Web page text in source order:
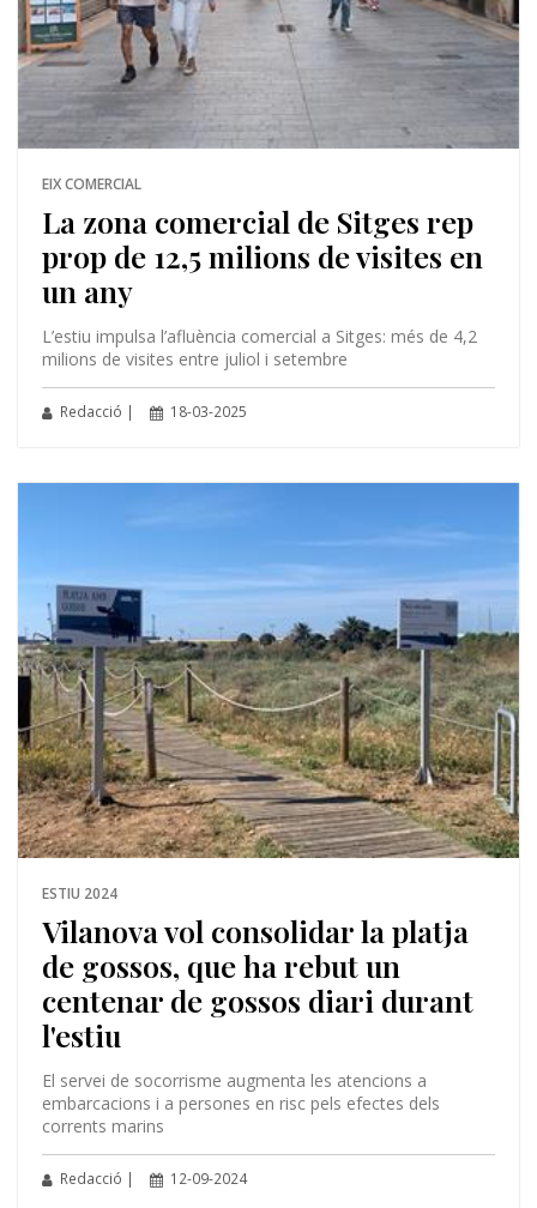
EIX COMERCIAL
La zona comercial de Sitges rep
prop de 12,5 milions de visites en
un any
L’estiu impulsa l’afluència comercial a Sitges: més de 4,2
milions de visites entre juliol i setembre
Redacció | 18-03-2025
ESTIU 2024
Vilanova vol consolidar la platja
de gossos, que ha rebut un
centenar de gossos diari durant
l'estiu
El servei de socorrisme augmenta les atencions a
embarcacions i a persones en risc pels efectes dels
corrents marins
Redacció | 12-09-2024